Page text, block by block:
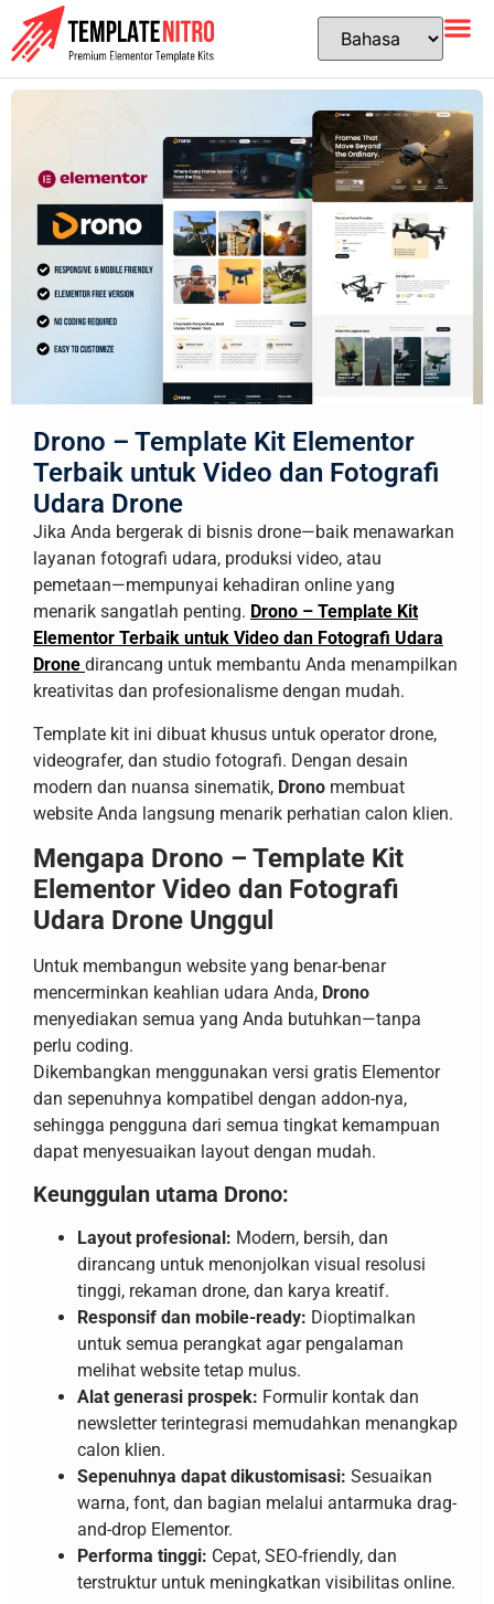
Drono – Template Kit Elementor
Terbaik untuk Video dan Fotografi
Udara Drone
Jika Anda bergerak di bisnis drone—baik menawarkan
layanan fotografi udara, produksi video, atau
pemetaan—mempunyai kehadiran online yang
menarik sangatlah penting. Drono – Template Kit
Elementor Terbaik untuk Video dan Fotografi Udara
Drone dirancang untuk membantu Anda menampilkan
kreativitas dan profesionalisme dengan mudah.
Template kit ini dibuat khusus untuk operator drone,
videografer, dan studio fotografi. Dengan desain
modern dan nuansa sinematik, Drono membuat
website Anda langsung menarik perhatian calon klien.
Mengapa Drono – Template Kit
Elementor Video dan Fotografi
Udara Drone Unggul
Untuk membangun website yang benar-benar
mencerminkan keahlian udara Anda, Drono
menyediakan semua yang Anda butuhkan—tanpa
perlu coding.
Dikembangkan menggunakan versi gratis Elementor
dan sepenuhnya kompatibel dengan addon-nya,
sehingga pengguna dari semua tingkat kemampuan
dapat menyesuaikan layout dengan mudah.
Keunggulan utama Drono:
Layout profesional: Modern, bersih, dan
dirancang untuk menonjolkan visual resolusi
tinggi, rekaman drone, dan karya kreatif.
Responsif dan mobile-ready: Dioptimalkan
untuk semua perangkat agar pengalaman
melihat website tetap mulus.
Alat generasi prospek: Formulir kontak dan
newsletter terintegrasi memudahkan menangkap
calon klien.
Sepenuhnya dapat dikustomisasi: Sesuaikan
warna, font, dan bagian melalui antarmuka drag-
and-drop Elementor.
Performa tinggi: Cepat, SEO-friendly, dan
terstruktur untuk meningkatkan visibilitas online.